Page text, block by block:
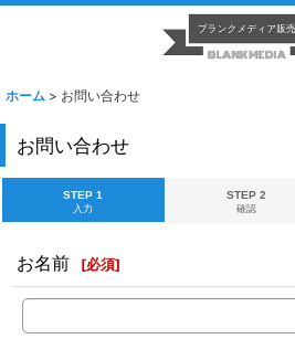
ホーム > お問い合わせ
お問い合わせ
STEP 1
入力
STEP 2
確認
お名前 [必須]